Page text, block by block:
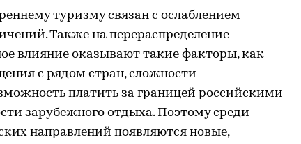
туризму связан с ослаблением
Также на перераспределение
влияние оказывают такие факторы, как
с рядом стран, сложности
платить за границей российскими
зарубежного отдыха. Поэтому среди
направлений появляются новые,